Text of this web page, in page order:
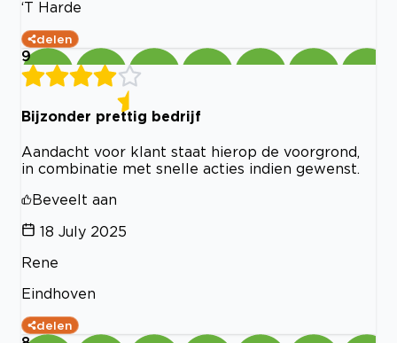
‘T Harde
delen
9
Bijzonder prettig bedrijf
Aandacht voor klant staat hierop de voorgrond,
in combinatie met snelle acties indien gewenst.
Beveelt aan
18 July 2025
Rene
Eindhoven
delen